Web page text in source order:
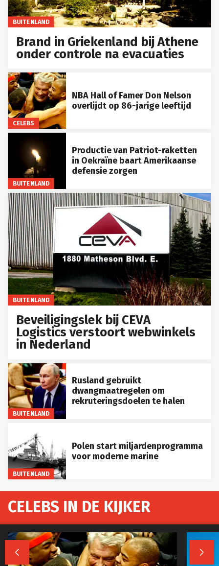
BUITENLAND
Brand in Griekenland bij Athene
onder controle na evacuaties
CELEBS
NBA Hall of Famer Don Nelson
overlijdt op 86-jarige leeftijd
BUITENLAND
Productie van Patriot-raketten
in Oekraïne baart Amerikaanse
defensie zorgen
BUITENLAND
Beveiligingslek bij CEVA
Logistics verstoort webwinkels
in Nederland
BUITENLAND
Rusland gebruikt
dwangmaatregelen om
rekruteringsdoelen te halen
BUITENLAND
Polen start miljardenprogramma
voor moderne marine
CELEBS IN DE KIJKER
 